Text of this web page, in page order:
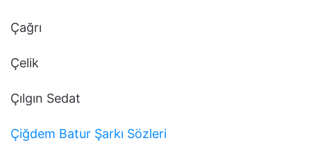
Çağrı
Çelik
Çılgın Sedat
Çiğdem Batur Şarkı Sözleri